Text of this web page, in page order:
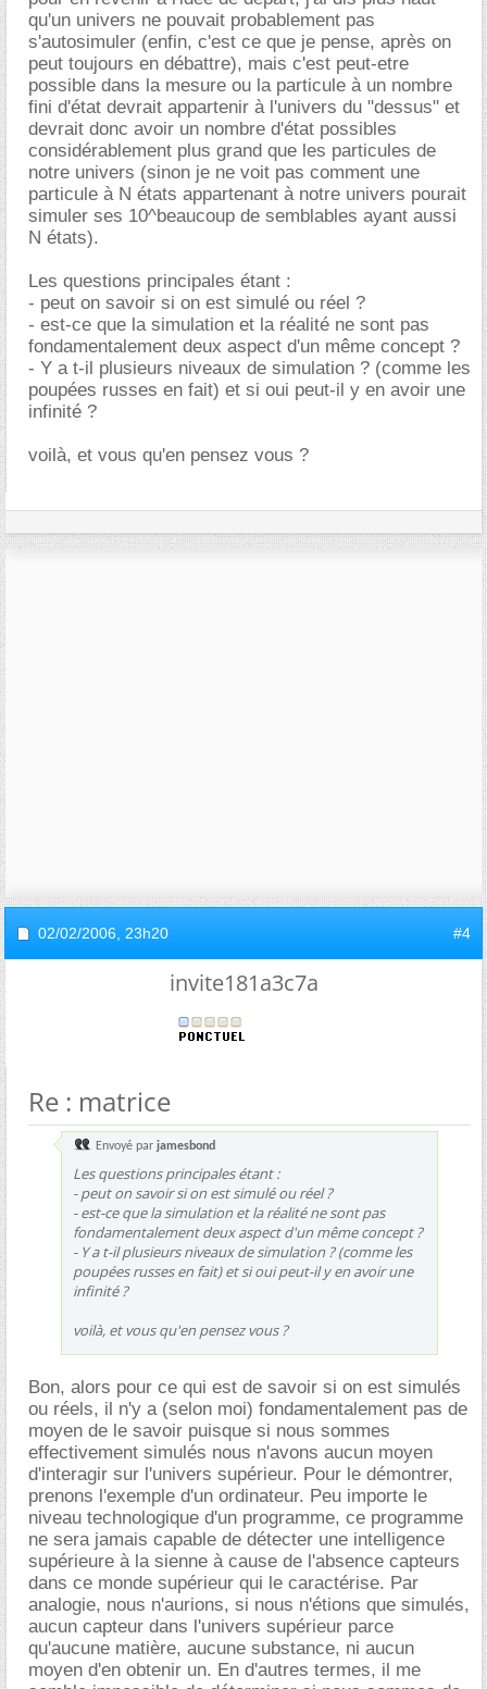
qu'un univers ne pouvait probablement pas
s'autosimuler (enfin, c'est ce que je pense, après on
peut toujours en débattre), mais c'est peut-etre
possible dans la mesure ou la particule à un nombre
fini d'état devrait appartenir à l'univers du "dessus" et
devrait donc avoir un nombre d'état possibles
considérablement plus grand que les particules de
notre univers (sinon je ne voit pas comment une
particule à N états appartenant à notre univers pourait
simuler ses 10^beaucoup de semblables ayant aussi
N états).
Les questions principales étant :
- peut on savoir si on est simulé ou réel ?
- est-ce que la simulation et la réalité ne sont pas
fondamentalement deux aspect d'un même concept ?
- Y a t-il plusieurs niveaux de simulation ? (comme les
poupées russes en fait) et si oui peut-il y en avoir une
infinité ?
voilà, et vous qu'en pensez vous ?
02/02/2006, 23h20 #4
invite181a3c7a
Re : matrice
Envoyé par jamesbond
Les questions principales étant :
- peut on savoir si on est simulé ou réel ?
- est-ce que la simulation et la réalité ne sont pas
fondamentalement deux aspect d'un même concept ?
- Y a t-il plusieurs niveaux de simulation ? (comme les
poupées russes en fait) et si oui peut-il y en avoir une
infinité ?
voilà, et vous qu'en pensez vous ?
Bon, alors pour ce qui est de savoir si on est simulés
ou réels, il n'y a (selon moi) fondamentalement pas de
moyen de le savoir puisque si nous sommes
effectivement simulés nous n'avons aucun moyen
d'interagir sur l'univers supérieur. Pour le démontrer,
prenons l'exemple d'un ordinateur. Peu importe le
niveau technologique d'un programme, ce programme
ne sera jamais capable de détecter une intelligence
supérieure à la sienne à cause de l'absence capteurs
dans ce monde supérieur qui le caractérise. Par
analogie, nous n'aurions, si nous n'étions que simulés,
aucun capteur dans l'univers supérieur parce
qu'aucune matière, aucune substance, ni aucun
moyen d'en obtenir un. En d'autres termes, il me